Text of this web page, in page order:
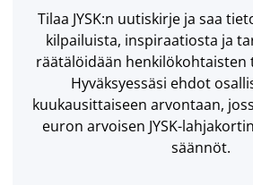
Tilaa JYSK:n uutiskirje ja saa
kilpailuista, inspiraatiosta ja
räätälöidään henkilökohtaisten
Hyväksyessäsi ehdot
kuukausittaiseen arvontaan,
euron arvoisen JYSK-
säännöt.